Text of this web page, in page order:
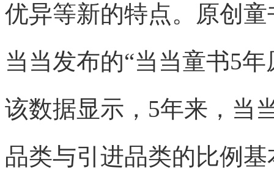
优异等新的特点。原创
当当发布的“当当童书5
该数据显示，5年来，当
品类与引进品类的比例